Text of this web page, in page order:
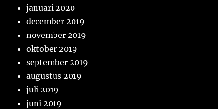
januari 2020
december 2019
november 2019
oktober 2019
september 2019
augustus 2019
juli 2019
juni 2019